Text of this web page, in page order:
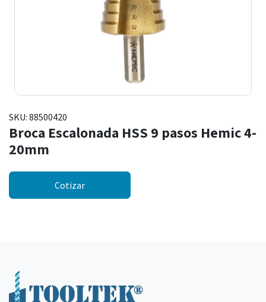
SKU: 88500420
Broca Escalonada HSS 9 pasos Hemic 4-
20mm
Cotizar